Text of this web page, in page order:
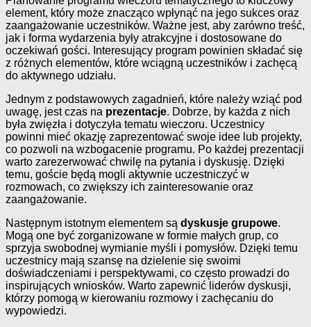
element, który może znacząco wpłynąć na jego sukces oraz
zaangażowanie uczestników. Ważne jest, aby zarówno treść,
jak i forma wydarzenia były atrakcyjne i dostosowane do
oczekiwań gości. Interesujący program powinien składać się
z różnych elementów, które wciągną uczestników i zachęcą
do aktywnego udziału.
Jednym z podstawowych zagadnień, które należy wziąć pod
uwagę, jest czas na prezentacje. Dobrze, by każda z nich
była zwięzła i dotyczyła tematu wieczoru. Uczestnicy
powinni mieć okazję zaprezentować swoje idee lub projekty,
co pozwoli na wzbogacenie programu. Po każdej prezentacji
warto zarezerwować chwilę na pytania i dyskusję. Dzięki
temu, goście będą mogli aktywnie uczestniczyć w
rozmowach, co zwiększy ich zainteresowanie oraz
zaangażowanie.
Następnym istotnym elementem są dyskusje grupowe.
Mogą one być zorganizowane w formie małych grup, co
sprzyja swobodnej wymianie myśli i pomysłów. Dzięki temu
uczestnicy mają szansę na dzielenie się swoimi
doświadczeniami i perspektywami, co często prowadzi do
inspirujących wniosków. Warto zapewnić liderów dyskusji,
którzy pomogą w kierowaniu rozmowy i zachęcaniu do
wypowiedzi.